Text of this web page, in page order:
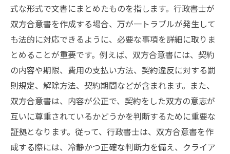
式な形式で文書にまとめたものを指します。行政書士が
双方合意書を作成する場合、万が一トラブルが発生して
も法的に対応できるように、必要な事項を詳細に取りま
とめることが重要です。例えば、双方合意書には、契約
の内容や期限、費用の支払い方法、契約違反に対する罰
則規定、解除方法、契約期間などが含まれます。また、
双方合意書は、内容が公正で、契約をした双方の意志が
互いに尊重されているかどうかを判断するために重要な
証拠となります。従って、行政書士は、双方合意書を作
成する際には、冷静かつ正確な判断力を備え、クライア